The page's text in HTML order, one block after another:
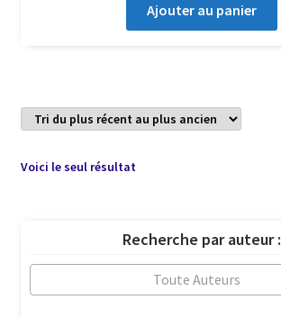
Ajouter au panier
Voici le seul résultat
Recherche par auteur :
Toute Auteurs